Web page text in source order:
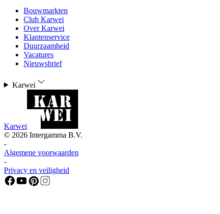
Bouwmarkten
Club Karwei
Over Karwei
Klantenservice
Duurzaamheid
Vacatures
Nieuwsbrief
Karwei
Karwei
© 2026 Intergamma B.V.
-
Algemene voorwaarden
-
Privacy en veiligheid